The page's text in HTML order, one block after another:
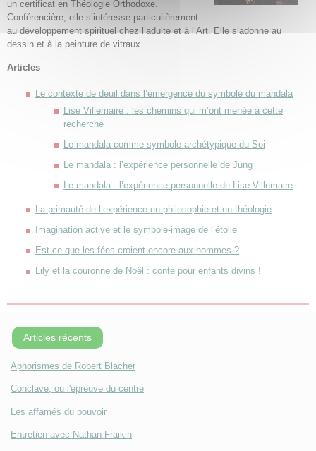
un certificat en Théologie Orthodoxe.
Conférencière, elle s’intéresse particulièrement
au développement spirituel chez l’adulte et à l’Art. Elle s’adonne au
dessin et à la peinture de vitraux.
Articles
Le contexte de deuil dans l’émergence du symbole du mandala
Lise Villemaire : les chemins qui m’ont menée à cette
recherche
Le mandala comme symbole archétypique du Soi
Le mandala : l’expérience personnelle de Jung
Le mandala : l’expérience personnelle de Lise Villemaire
La primauté de l’expérience en philosophie et en théologie
Imagination active et le symbole-image de l’étoile
Est-ce que les fées croient encore aux hommes ?
Lily et la couronne de Noël : conte pour enfants divins !
Articles récents
Aphorismes de Robert Blacher
Conclave, ou l'épreuve du centre
Les affamés du pouvoir
Entretien avec Nathan Fraikin